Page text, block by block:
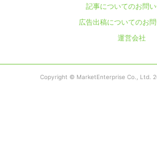
記事についてのお問
広告出稿についてのお
運営会社
Copyright © MarketEnterprise Co., Ltd.